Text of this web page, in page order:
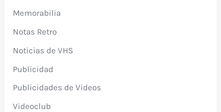
Memorabilia
Notas Retro
Noticias de VHS
Publicidad
Publicidades de Videos
Videoclub